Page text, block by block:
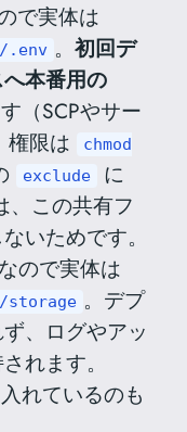
で実体は
.env 。初回デ
本番用の
（SCPやサー
権限は
chmod
exclude に
、この共有フ
いためです。
なので実体は
storage 。デプ
、ログやアッ
れます。
れているのも